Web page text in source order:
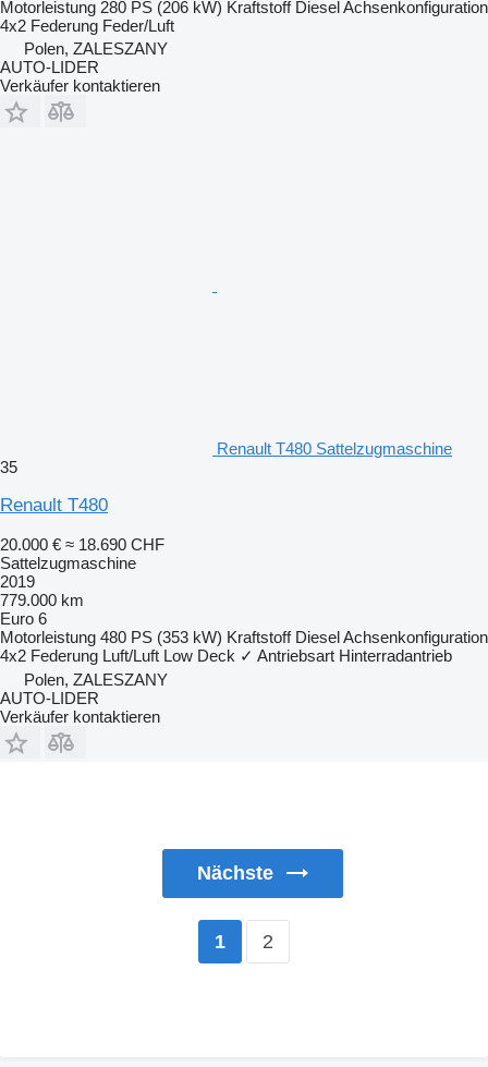
Motorleistung 280 PS (206 kW) Kraftstoff DieselAchsenkonfiguration
4x2 Federung Feder/Luft
Polen, ZALESZANY
AUTO-LIDER
Verkäufer kontaktieren
Renault T480 Sattelzugmaschine
35
Renault T480
20.000 € ≈ 18.690 CHF
Sattelzugmaschine
2019
779.000 km
Euro 6
Motorleistung 480 PS (353 kW) Kraftstoff DieselAchsenkonfiguration
4x2 Federung Luft/Luft Low Deck ✓ Antriebsart Hinterradantrieb
Polen, ZALESZANY
AUTO-LIDER
Verkäufer kontaktieren
Nächste
1 2